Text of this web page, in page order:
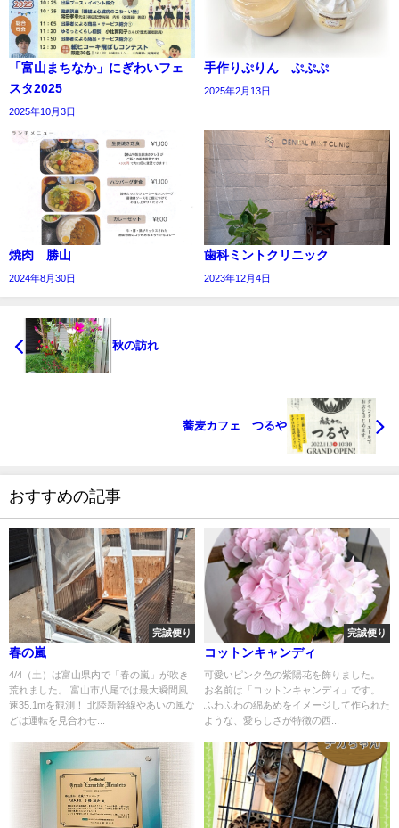
「富山まちなか」にぎわいフェ
スタ2025
2025年10月3日
手作りぷりん ぷぷぷ
2025年2月13日
焼肉 勝山
2024年8月30日
歯科ミントクリニック
2023年12月4日
秋の訪れ
蕎麦カフェ つるや
おすすめの記事
完誠便り
春の嵐
4/4（土）は富山県内で「春の嵐」が吹き
荒れました。 富山市八尾では最大瞬間風
速35.1mを観測！ 北陸新幹線やあいの風な
どは運転を見合わせ...
完誠便り
コットンキャンディ
可愛いピンク色の紫陽花を飾りました。
お名前は「コットンキャンディ」です。
ふわふわの綿あめをイメージして作られた
ような、愛らしさが特徴の西...